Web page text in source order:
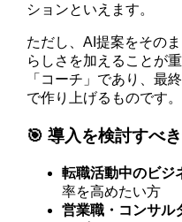
ションといえます。
ただし、AI提案をその
らしさを加えることが
「コーチ」であり、最
で作り上げるものです。
🎯 導入を検討すべ
転職活動中のビジ
率を高めたい方
営業職・コンサル